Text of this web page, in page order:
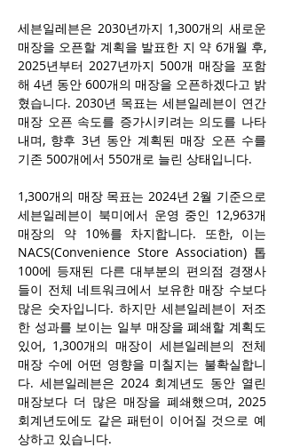
세븐일레븐은 2030년까지 1,300개의 새로운
매장을 오픈할 계획을 발표한 지 약 6개월 후,
2025년부터 2027년까지 500개 매장을 포함
해 4년 동안 600개의 매장을 오픈하겠다고 밝
혔습니다. 2030년 목표는 세븐일레븐이 연간
매장 오픈 속도를 증가시키려는 의도를 나타
내며, 향후 3년 동안 계획된 매장 오픈 수를
기존 500개에서 550개로 늘린 상태입니다.
1,300개의 매장 목표는 2024년 2월 기준으로
세븐일레븐이 북미에서 운영 중인 12,963개
매장의 약 10%를 차지합니다. 또한, 이는
NACS(Convenience Store Association) 톱
100에 등재된 다른 대부분의 편의점 경쟁사
들이 전체 네트워크에서 보유한 매장 수보다
많은 숫자입니다. 하지만 세븐일레븐이 저조
한 성과를 보이는 일부 매장을 폐쇄할 계획도
있어, 1,300개의 매장이 세븐일레븐의 전체
매장 수에 어떤 영향을 미칠지는 불확실합니
다. 세븐일레븐은 2024 회계년도 동안 열린
매장보다 더 많은 매장을 폐쇄했으며, 2025
회계년도에도 같은 패턴이 이어질 것으로 예
상하고 있습니다.